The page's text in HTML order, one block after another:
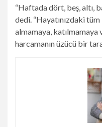
“Haftada dört, beş, altı,
dedi. “Hayatınızdaki tüm
almamaya, katılmamaya
harcamanın üzücü bir